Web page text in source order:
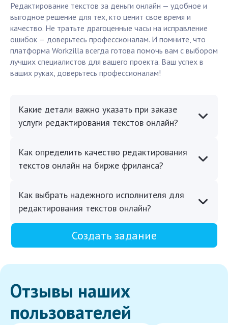
Редактирование текстов за деньги онлайн — удобное и
выгодное решение для тех, кто ценит свое время и
качество. Не тратьте драгоценные часы на исправление
ошибок — доверьтесь профессионалам. И помните, что
платформа Workzilla всегда готова помочь вам с выбором
лучших специалистов для вашего проекта. Ваш успех в
ваших руках, доверьтесь профессионалам!
Какие детали важно указать при заказе
услуги редактирования текстов онлайн?
Как определить качество редактирования
текстов онлайн на бирже фриланса?
Как выбрать надежного исполнителя для
редактирования текстов онлайн?
Создать задание
Отзывы наших
пользователей